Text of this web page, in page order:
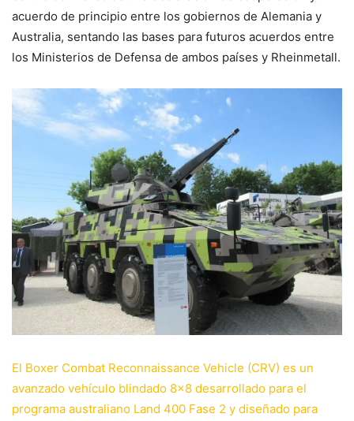
acuerdo de principio entre los gobiernos de Alemania y
Australia, sentando las bases para futuros acuerdos entre
los Ministerios de Defensa de ambos países y Rheinmetall.
El Boxer Combat Reconnaissance Vehicle (CRV) es un
avanzado vehículo blindado 8×8 desarrollado para el
programa australiano Land 400 Fase 2 y diseñado para